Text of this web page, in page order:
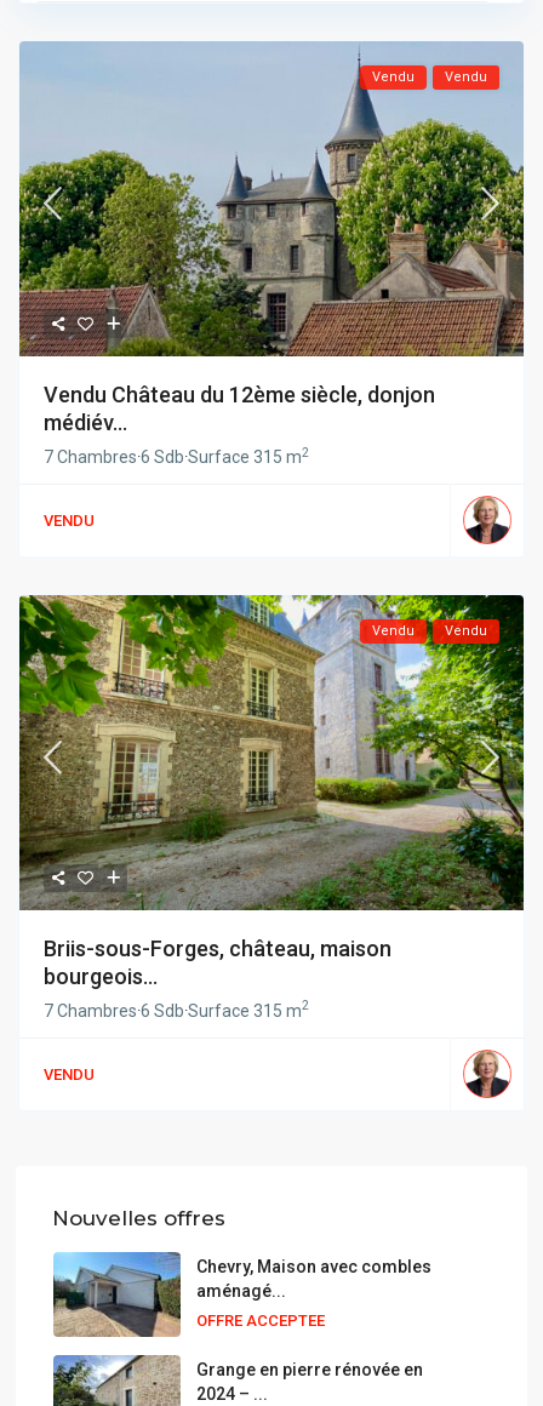
Vendu Vendu
Vendu Château du 12ème siècle, donjon
médiév...
7 Chambres·6 Sdb·Surface315 m2
VENDU
Vendu Vendu
Briis-sous-Forges, château, maison
bourgeois...
7 Chambres·6 Sdb·Surface315 m2
VENDU
Nouvelles offres
Chevry, Maison avec combles
aménagé...
OFFRE ACCEPTEE
Grange en pierre rénovée en
2024 – ...